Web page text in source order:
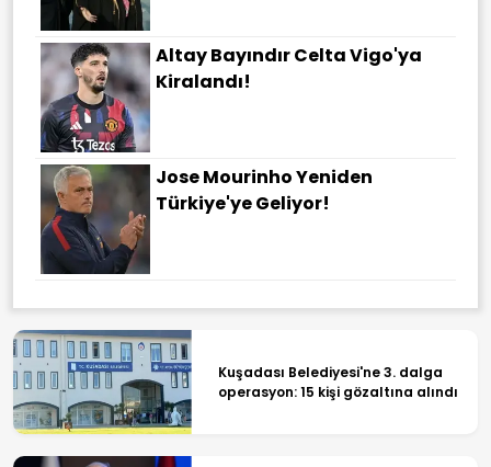
Altay Bayındır Celta Vigo'ya
Kiralandı!
Jose Mourinho Yeniden
Türkiye'ye Geliyor!
Kuşadası Belediyesi'ne 3. dalga
operasyon: 15 kişi gözaltına alındı